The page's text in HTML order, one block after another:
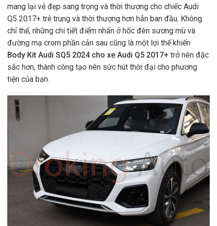
mang lại vẻ đẹp sang trọng và thời thượng cho chiếc Audi
Q5 2017+ trẻ trung và thời thượng hơn hẳn ban đầu. Không
chỉ thế, những chi tiết điểm nhấn ở hốc đèn sương mù và
đường mạ crom phần cản sau cũng là một lợi thế khiến
Body Kit Audi SQ5 2024 cho xe Audi Q5 2017+ trở nên đặc
sắc hơn, thành công tạo nên sức hút thời đại cho phương
tiện của bạn.